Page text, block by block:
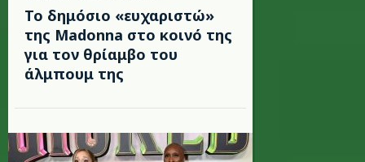
Το δημόσιο «ευχαριστώ»
της Madonna στο κοινό της
για τον θρίαμβο του
άλμπουμ της